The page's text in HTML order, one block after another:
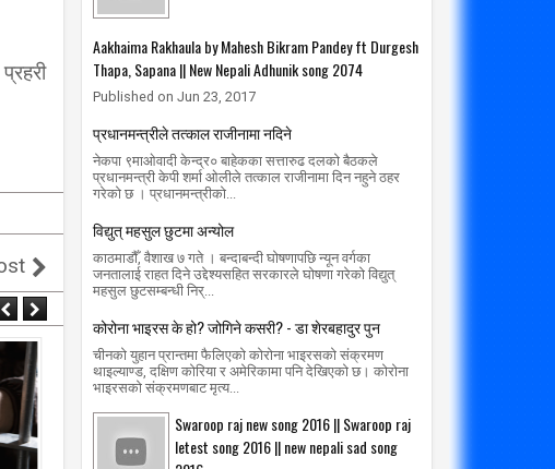
Aakhaima Rakhaula by Mahesh Bikram Pandey ft Durgesh
Thapa, Sapana || New Nepali Adhunik song 2074
Published on Jun 23, 2017
प्रधानमन्त्रीले तत्काल राजीनामा नदिने
नेकपा ९माओवादी केन्द्र० बाहेकका सत्तारुढ दलको बैठकले
प्रधानमन्त्री केपी शर्मा ओलीले तत्काल राजीनामा दिन नहुने ठहर
गरेको छ । प्रधानमन्त्रीको...
विद्युत् महसुल छुटमा अन्योल
काठमाडौँ, वैशाख ७ गते । बन्दाबन्दी घोषणापछि न्यून वर्गका
जनतालाई राहत दिने उद्देश्यसहित सरकारले घोषणा गरेको विद्युत्
महसुल छुटसम्बन्धी निर्...
कोरोना भाइरस के हो? जोगिने कसरी? - डा शेरबहादुर पुन
चीनको युहान प्रान्तमा फैलिएको कोरोना भाइरसको संक्रमण
थाइल्याण्ड, दक्षिण कोरिया र अमेरिकामा पनि देखिएको छ। कोरोना
भाइरसको संक्रमणबाट मृत्य...
Swaroop raj new song 2016 || Swaroop raj
letest song 2016 || new nepali sad song